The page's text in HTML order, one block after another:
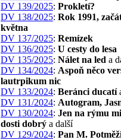
DV 139/2025: Prokletí?
DV 138/2025: Rok 1991,
května
DV 137/2025: Remízek
DV 136/2025: U cesty do lesa
DV 135/2025: Nálet na led a
DV 134/2024: Aspoň něco
lautrpikum nic
DV 133/2024: Beránci ducatí
DV 131/2024: Autogram,
DV 130/2024: Jen na rýmu
dosti dobrý a další
DV 129/2024: Pan M.